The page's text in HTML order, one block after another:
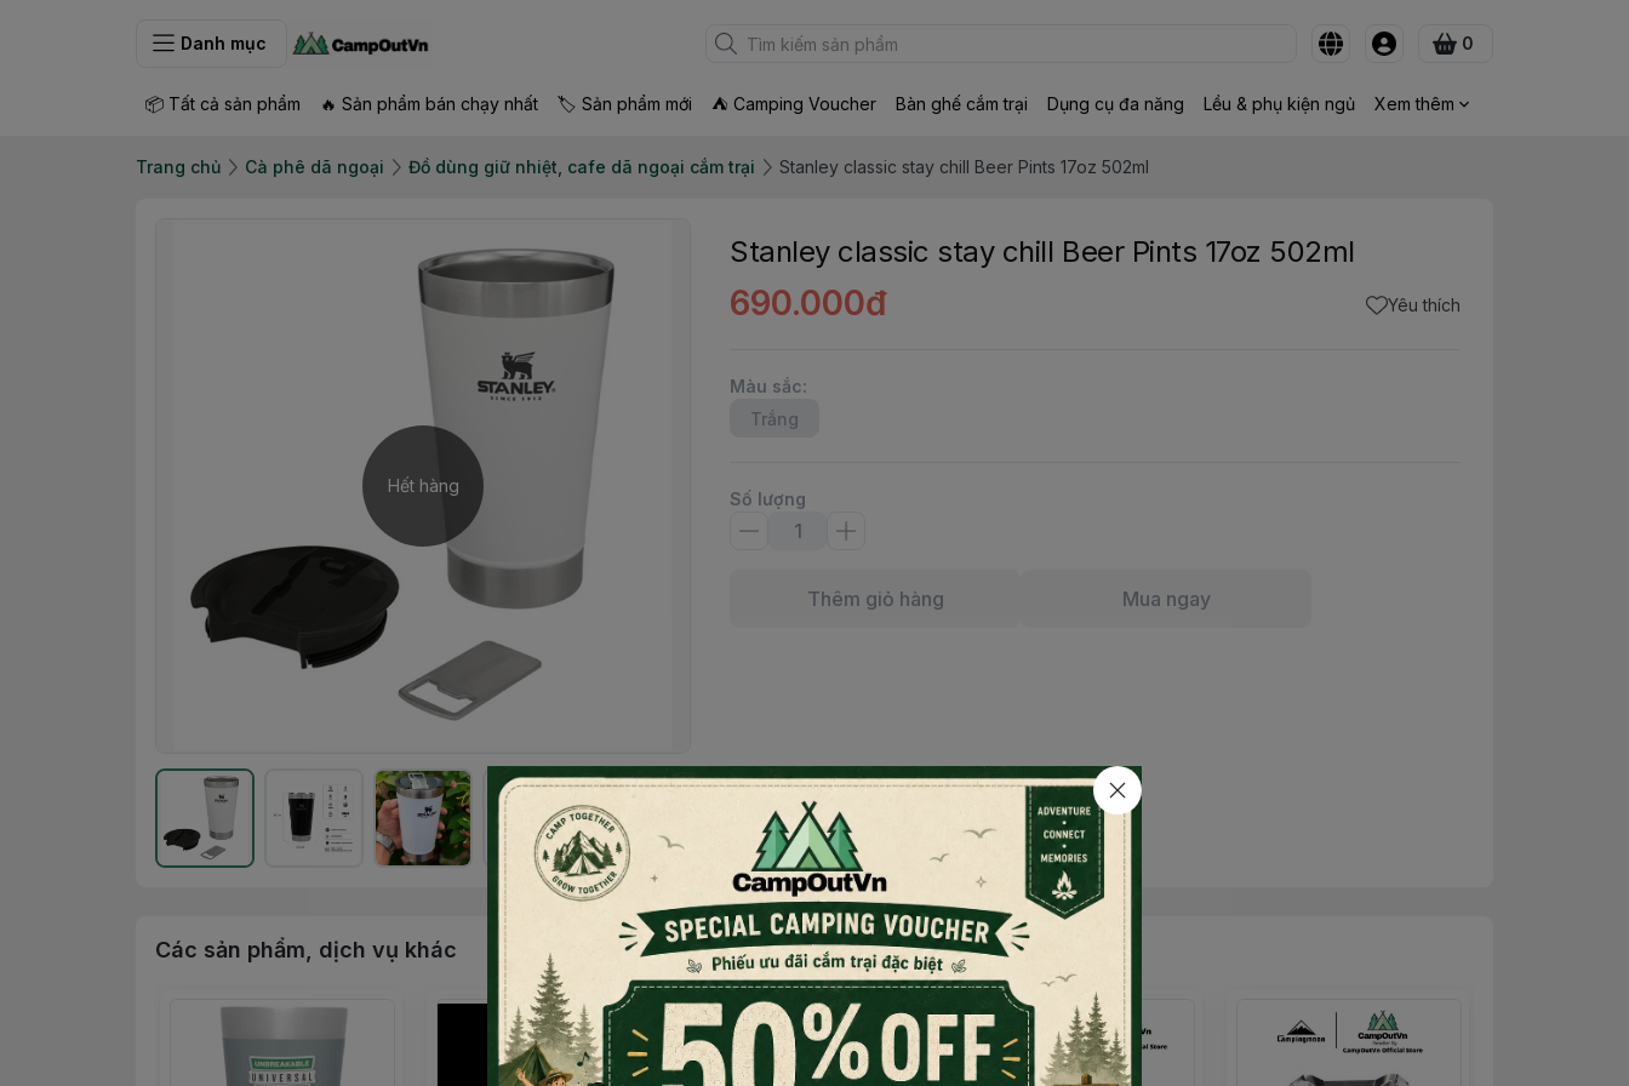
Danh mục 0
📦 Tất cả sản phẩm 🔥 Sản phẩm bán chạy nhất 🏷 Sản phẩm mới ⛺ Camping Voucher Bàn ghế cắm trại Dụng cụ đa năng Lều & phụ kiện ngủ Xem thêm
Trang chủ Cà phê dã ngoại Đồ dùng giữ nhiệt, cafe dã ngoại cắm trại Stanley classic stay chill Beer Pints 17oz 502ml
Hết hàng
Stanley classic stay chill Beer Pints 17oz 502ml
690.000đ Yêu thích
Màu sắc:
Trắng
Số lượng
Thêm giỏ hàng Mua ngay
Các sản phẩm, dịch vụ khác